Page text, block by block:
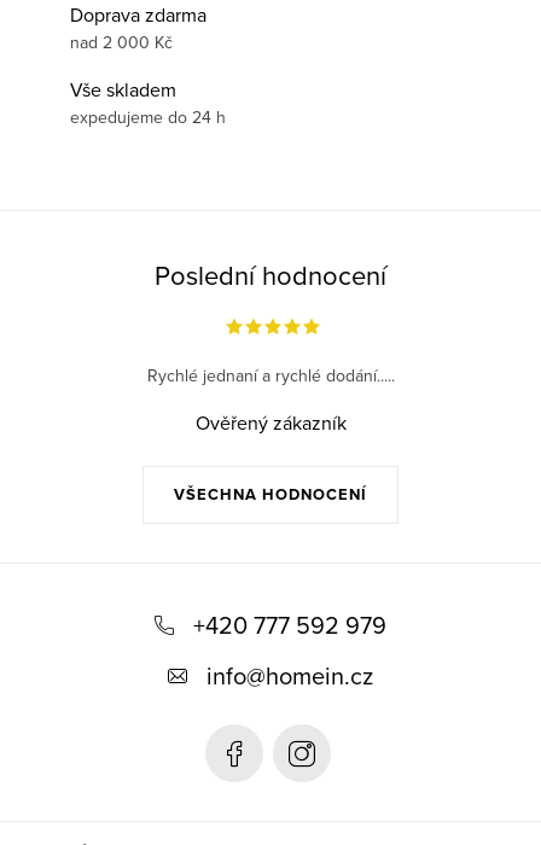
Doprava zdarma
nad 2 000 Kč
Vše skladem
expedujeme do 24 h
Poslední hodnocení
VŠECHNA HODNOCENÍ
Rychlé jednaní a rychlé dodání.....
Ověřený zákazník
+420 777 592 979
info@homein.cz